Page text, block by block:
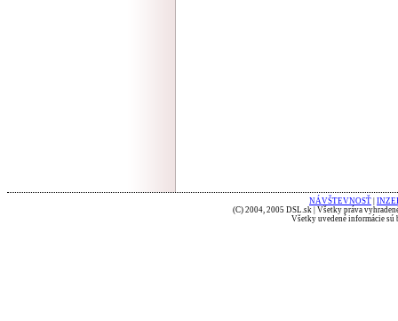
NÁVŠTEVNOSŤ
(C) 2004, 2005 DSL.sk | Všetky práva
Všetky uvedené informácie sú